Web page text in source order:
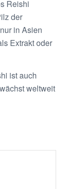
Reishi
der
in Asien
Extrakt oder
ist auch
weltweit